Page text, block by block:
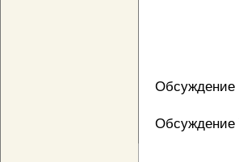
Обсуждение
Обсуждение